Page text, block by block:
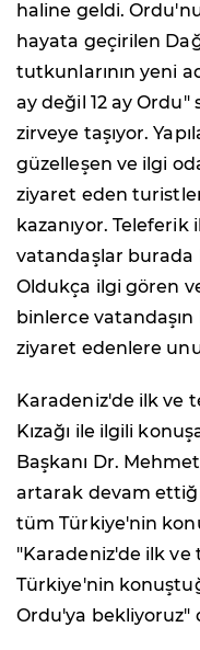
haline geldi.
hayata geçirilen
tutkunlarının yeni
ay değil 12 ay Ordu"
zirveye taşıyor.
güzelleşen ve ilgi
ziyaret eden
kazanıyor. Teleferik
vatandaşlar burada
Oldukça ilgi gören
binlerce vatandaşın
ziyaret edenlere
Karadeniz'de ilk ve
Kızağı ile ilgili
Başkanı Dr.
artarak devam
tüm Türkiye'nin
"Karadeniz'de ilk
Türkiye'nin
Ordu'ya bekliyoruz"